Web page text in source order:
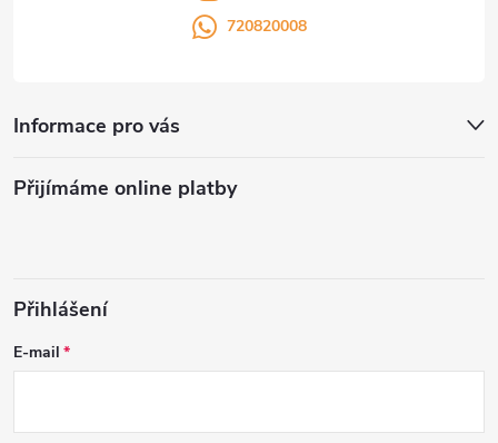
720820008
Informace pro vás
Přijímáme online platby
Přihlášení
E-mail